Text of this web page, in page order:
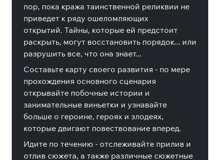
пор, пока кража таинственной реликвии не
приведет к ряду ошеломляющих
открытий. Тайны, которые ей предстоит
раскрыть, могут восстановить порядок... или
разрушить все, что она знает...
Составьте карту своего развития - по мере
прохождения основного сценария
открывайте побочные истории и
занимательные виньетки и узнавайте
больше о героине, героях и злодеях,
которые двигают повествование вперед.
Идите по течению - отслеживайте прилив и
отлив сюжета, а также различные сюжетные